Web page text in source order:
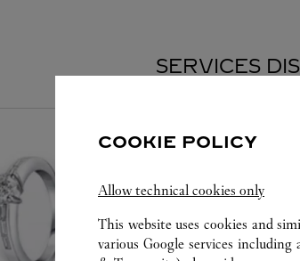
SERVICES
COOKIE POLICY
Allow technical cookies only
This website uses cookies and
various Google services